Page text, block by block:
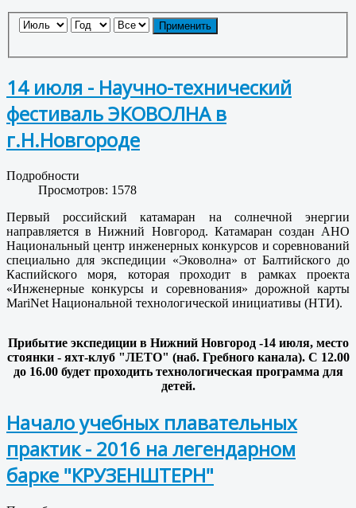
Применить
14 июля - Научно-технический
фестиваль ЭКОВОЛНА в
г.Н.Новгороде
Подробности
Просмотров: 1578
Первый российский катамаран на солнечной энергии
направляется в Нижний Новгород. Катамаран создан АНО
Национальный центр инженерных конкурсов и соревнований
специально для экспедиции «Эковолна» от Балтийского до
Каспийского моря, которая проходит в рамках проекта
«Инженерные конкурсы и соревнования» дорожной карты
MariNet Национальной технологической инициативы (НТИ).
Прибытие экспедиции в Нижний Новгород -14 июля, место
стоянки - яхт-клуб "ЛЕТО" (наб. Гребного канала). С 12.00
до 16.00 будет проходить технологическая программа для
детей.
Начало учебных плавательных
практик - 2016 на легендарном
барке "КРУЗЕНШТЕРН"